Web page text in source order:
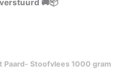
🚚📦
Paard- Stoofvlees 1000 gram